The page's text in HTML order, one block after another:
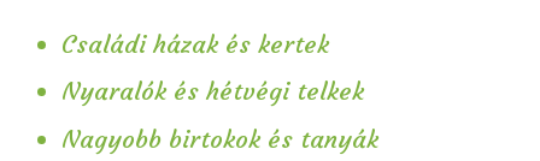
Családi házak és kertek
Nyaralók és hétvégi telkek
Nagyobb birtokok és tanyák